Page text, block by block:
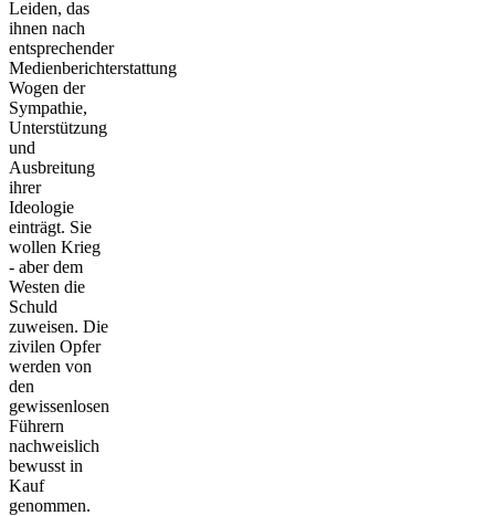
Leiden, das
ihnen nach
entsprechender
Medienberichterstattung
Wogen der
Sympathie,
Unterstützung
und
Ausbreitung
ihrer
Ideologie
einträgt. Sie
wollen Krieg
- aber dem
Westen die
Schuld
zuweisen. Die
zivilen Opfer
werden von
den
gewissenlosen
Führern
nachweislich
bewusst in
Kauf
genommen.